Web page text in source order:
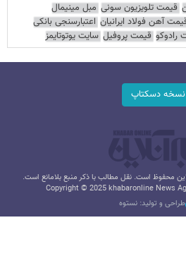
قیمت تلویزیون سونی مبل مینیمال
آهن فولاد ایرانیان اعتبارسنجی بانکی
رادوکو قیمت پروفیل سایت یوتوتایمز
نسخه دسکتاپ
محفوظ است. نقل مطالب با ذکر منبع بلامانع است.
Copyright © 2025 khabaronline News
طراحی و تولید: نستوه